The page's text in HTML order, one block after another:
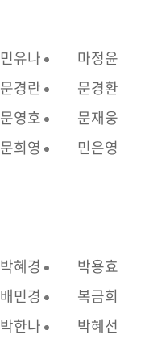
민유나
마정윤
문경란
문경환
문영호
문재웅
문희영
민은영
박혜경
박용효
배민경
복금희
박한나
박혜선